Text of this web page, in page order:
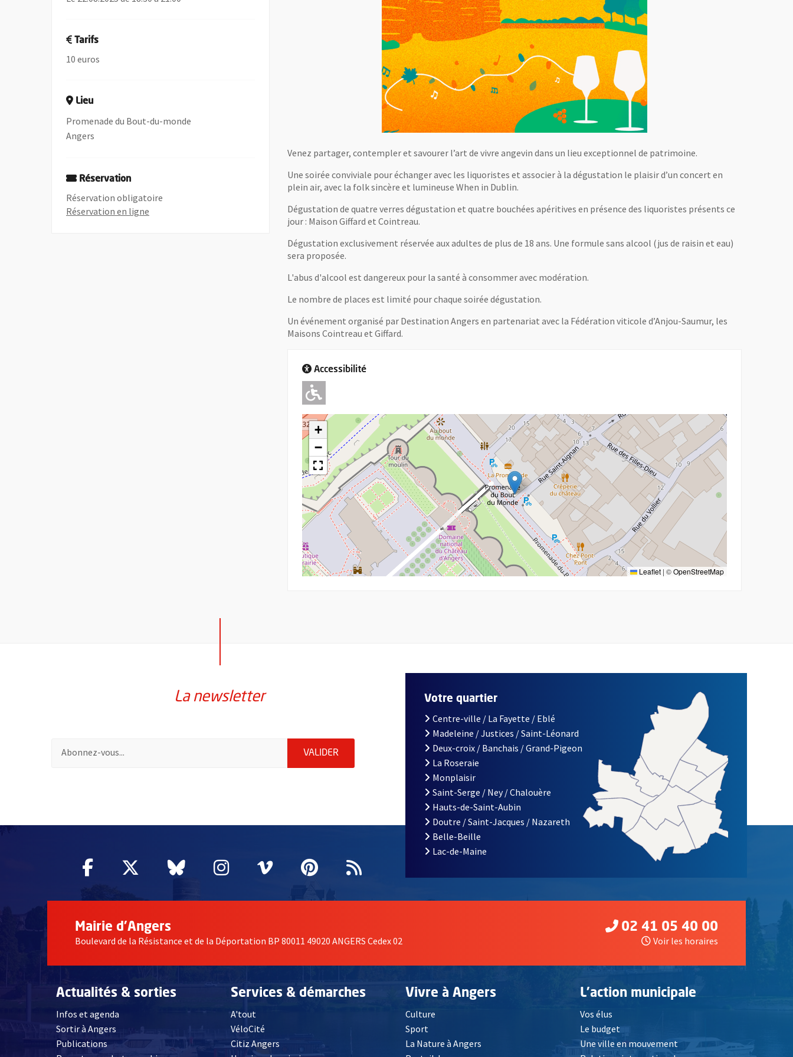
Venez partager, contempler et savourer l’art de vivre angevin dans un lieu exceptionnel de patrimoine.
Une soirée conviviale pour échanger avec les liquoristes et associer à la dégustation le plaisir d’un concert en
plein air, avec la folk sincère et lumineuse When in Dublin.
Dégustation de quatre verres dégustation et quatre bouchées apéritives en présence des liquoristes présents ce
jour : Maison Giffard et Cointreau.
Dégustation exclusivement réservée aux adultes de plus de 18 ans. Une formule sans alcool (jus de raisin et eau)
sera proposée.
L'abus d'alcool est dangereux pour la santé à consommer avec modération.
Le nombre de places est limité pour chaque soirée dégustation.
Un événement organisé par Destination Angers en partenariat avec la Fédération viticole d’Anjou-Saumur, les
Maisons Cointreau et Giffard.
Accessibilité
Adapté pour l'handicap Moteur
+
−
Leaflet | ©OpenStreetMap
Tarifs
10 euros
Lieu
Promenade du Bout-du-monde
Angers
Réservation
Réservation obligatoire
Réservation en ligne
La newsletter
Pour vous inscrire à la lettre d'information de la ville d'Angers, indiquez votre email (champ obligatoire)
VALIDER ENVOYER MA DEMANDE D'INSCRIPTION À LA LETTRE D'INFORMATION DE LA VILLE D'ANGERS
Facebook
, Ouvre une nouvelle fenêtre
Twitter
, Ouvre une nouvelle fenêtre
Bluesky
, Ouvre une nouvelle fenêtre
Instagram
, Ouvre une nouvelle fenêtre
Vimeo
, Ouvre une nouvelle fenêtre
Pinterest
, Ouvre une nouvelle fenêtre
Flux RSS
Votre quartier
Centre-ville / La Fayette / Eblé
Madeleine / Justices / Saint-Léonard
Deux-croix / Banchais / Grand-Pigeon
La Roseraie
Monplaisir
Saint-Serge / Ney / Chalouère
Hauts-de-Saint-Aubin
Doutre / Saint-Jacques / Nazareth
Belle-Beille
Lac-de-Maine
Mairie d'Angers
Boulevard de la Résistance et de la Déportation BP 80011 49020 ANGERS Cedex 02
02 41 05 40 00
Voir les horaires
Actualités & sorties
Infos et agenda
Sortir à Angers
Publications
Services & démarches
A'tout
VéloCité
Citiz Angers , Ouvre une nouvelle fenêtre
Vivre à Angers
Culture
Sport
La Nature à Angers
L'action municipale
Vos élus
Le budget
Une ville en mouvement